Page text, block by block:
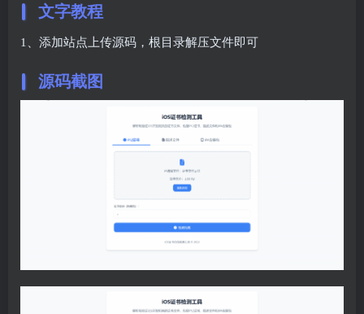
文字教程
1、添加站点上传源码，根目录解压文件即可
源码截图